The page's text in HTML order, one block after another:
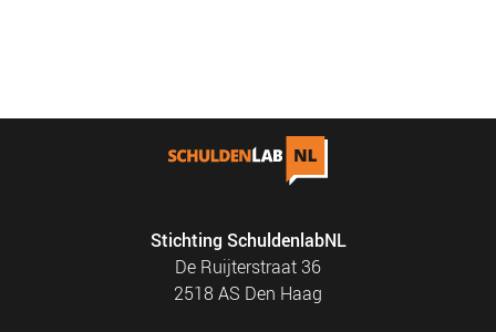
Stichting SchuldenlabNL
De Ruijterstraat 36
2518 AS Den Haag